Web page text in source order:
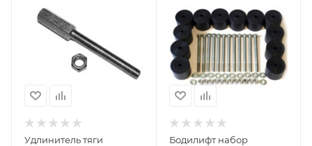
Удлинитель тяги
Бодилифт набор